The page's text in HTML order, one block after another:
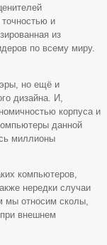
и
из
по всему миру.
но ещё и
дизайна. И,
корпуса и
данной
миллионы
компьютеров,
нередки случаи
мы относим сколы,
внешнем